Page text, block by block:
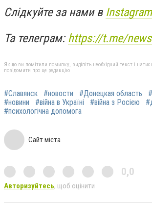
Слідкуйте за нами в Instagram
Та телеграм:https://t.me/
Якщо ви помітили помилку, виділіть необхідний текст і
повідомити про це редакцію
#Славянск #новости #Донецкая область
#новини
#війна в Україні #війна з Росією
#психологічна допомога
Сайт міста
0,0
Авторизуйтесь, щоб оцінити